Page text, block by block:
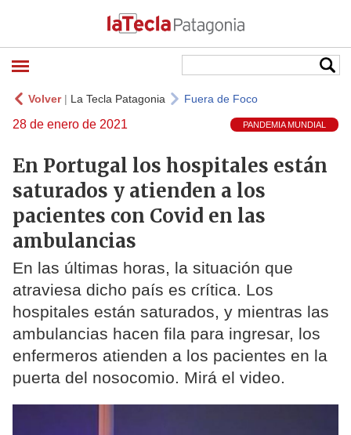
Volver| La Tecla Patagonia Fuera de Foco
28 de enero de 2021 PANDEMIA MUNDIAL
En Portugal los hospitales están
saturados y atienden a los
pacientes con Covid en las
ambulancias
En las últimas horas, la situación que
atraviesa dicho país es crítica. Los
hospitales están saturados, y mientras las
ambulancias hacen fila para ingresar, los
enfermeros atienden a los pacientes en la
puerta del nosocomio. Mirá el video.